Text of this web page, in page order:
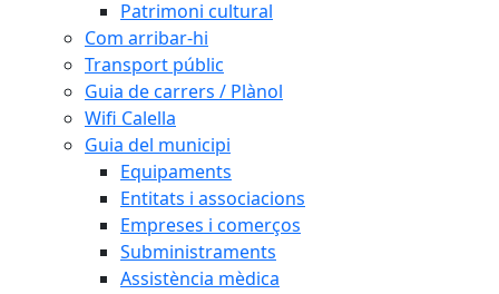
Patrimoni cultural
Com arribar-hi
Transport públic
Guia de carrers / Plànol
Wifi Calella
Guia del municipi
Equipaments
Entitats i associacions
Empreses i comerços
Subministraments
Assistència mèdica